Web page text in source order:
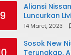
9
Aliansi
Luncurkan
14 Maret, 2023
Sosok New
Terungkap,